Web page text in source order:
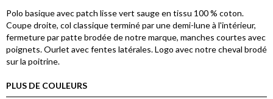
Polo basique avec patch lisse vert sauge en tissu 100 % coton.
Coupe droite, col classique terminé par une demi-lune à l'intérieur,
fermeture par patte brodée de notre marque, manches courtes avec
poignets. Ourlet avec fentes latérales. Logo avec notre cheval brodé
sur la poitrine.
PLUS DE COULEURS